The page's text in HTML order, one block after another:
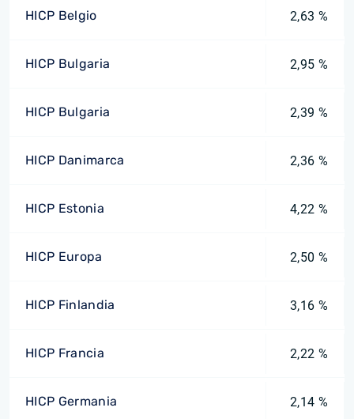
HICP Belgio 2,63 %
HICP Bulgaria 2,95 %
HICP Bulgaria 2,39 %
HICP Danimarca 2,36 %
HICP Estonia 4,22 %
HICP Europa 2,50 %
HICP Finlandia 3,16 %
HICP Francia 2,22 %
HICP Germania 2,14 %